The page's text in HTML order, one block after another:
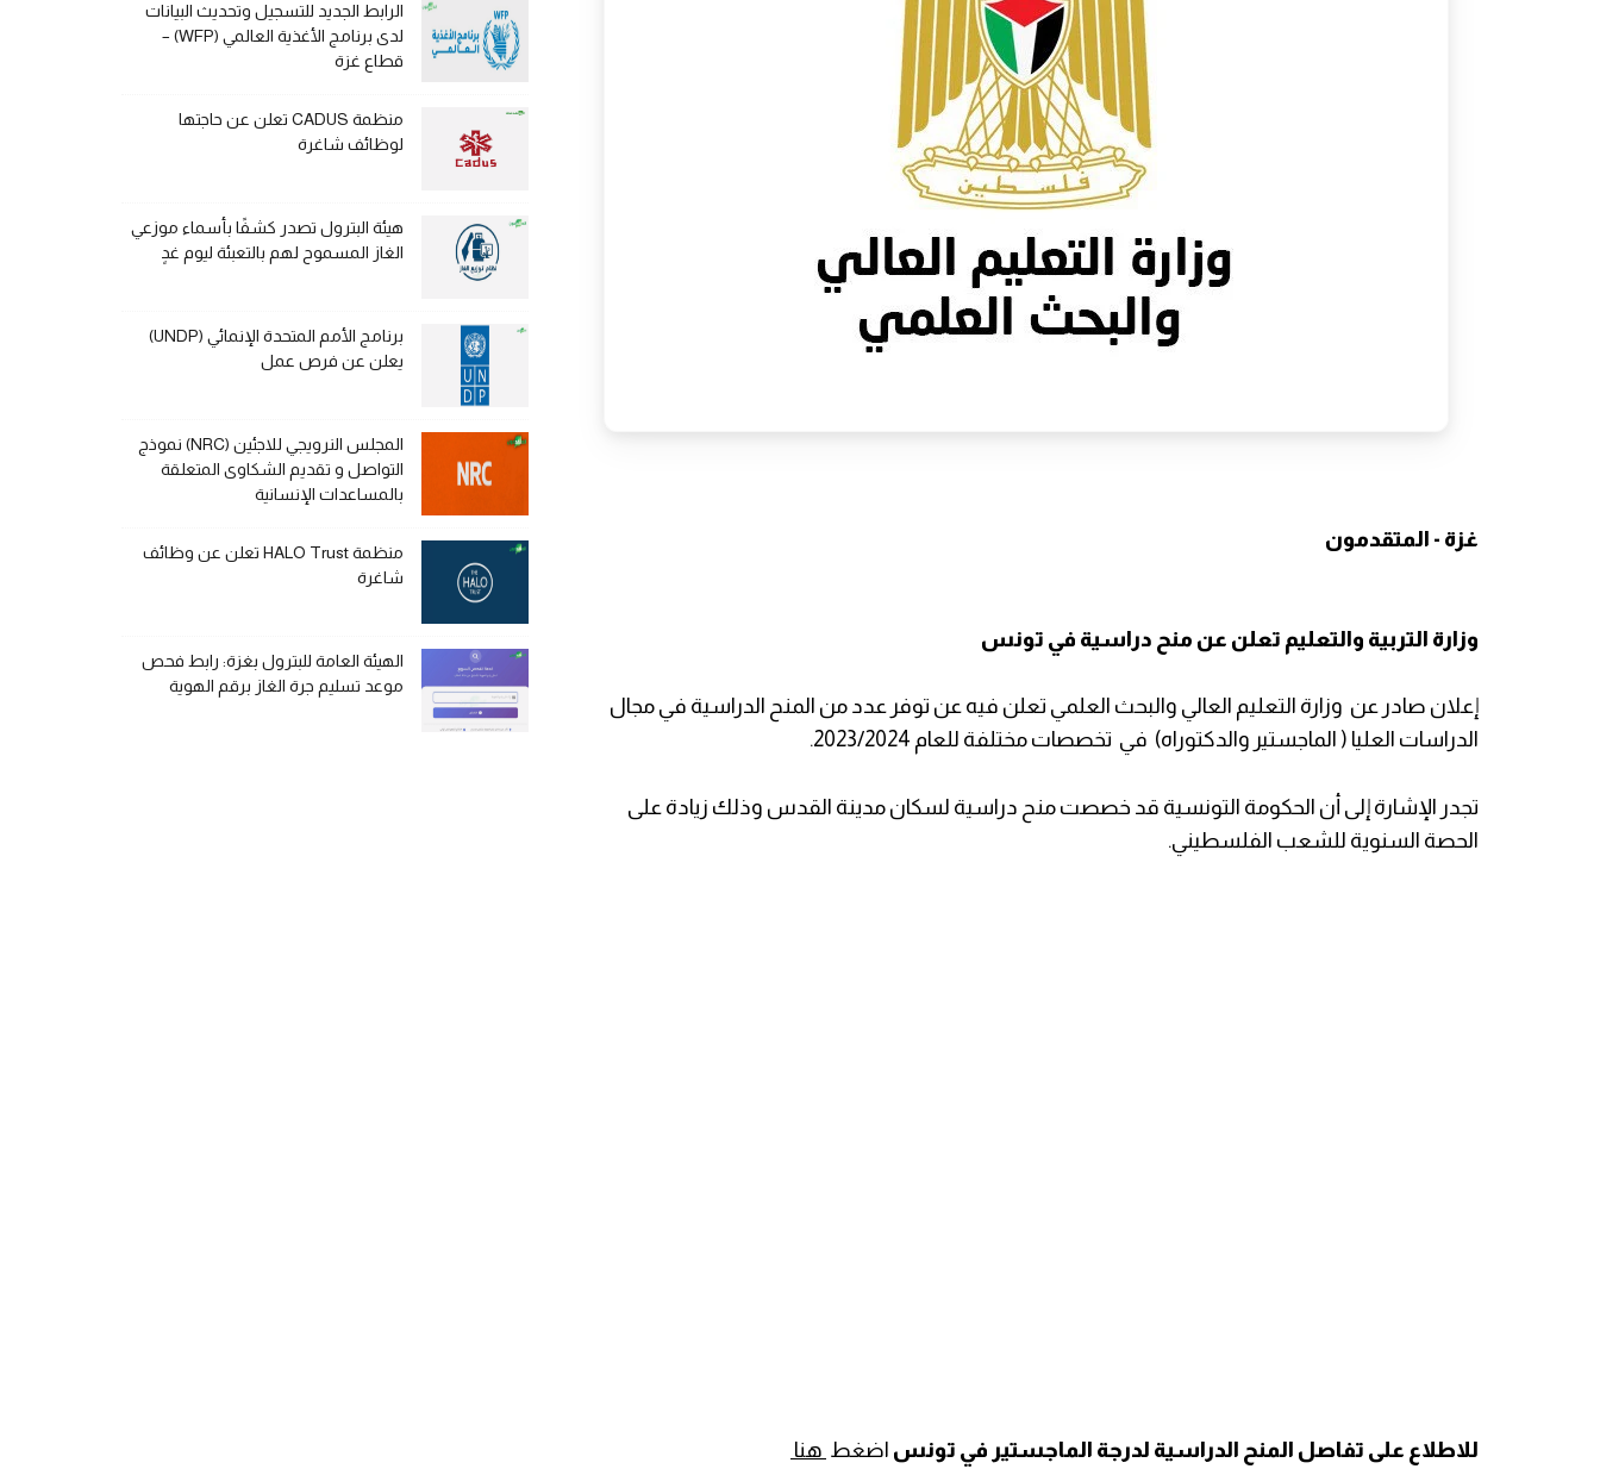
غزة - المتقدمون
وزارة التربية والتعليم تعلن عن منح دراسية في تونس
إعلان صادر عن وزارة التعليم العالي والبحث العلمي تعلن فيه عن توفر عدد من المنح الدراسية في مجال
الدراسات العليا ( الماجستير والدكتوراه) في تخصصات مختلفة للعام 2023/2024.
تجدر الإشارة إلى أن الحكومة التونسية قد خصصت منح دراسية لسكان مدينة القدس وذلك زيادة على
الحصة السنوية للشعب الفلسطيني.
للاطلاع على تفاصل المنح الدراسية لدرجة الماجستير في تونس اضغط هنا
الرابط الجديد للتسجيل وتحديث البيانات
لدى برنامج الأغذية العالمي (WFP) –
قطاع غزة
منظمة CADUS تعلن عن حاجتها
لوظائف شاغرة
هيئة البترول تصدر كشفًا بأسماء موزعي
الغاز المسموح لهم بالتعبئة ليوم غدٍ
برنامج الأمم المتحدة الإنمائي (UNDP)
يعلن عن فرص عمل
المجلس النرويجي للاجئين (NRC) نموذج
التواصل و تقديم الشكاوى المتعلقة
بالمساعدات الإنسانية
منظمة HALO Trust تعلن عن وظائف
شاغرة
الهيئة العامة للبترول بغزة: رابط فحص
موعد تسليم جرة الغاز برقم الهوية